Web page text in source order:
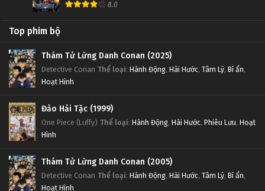
Tập Tập 5
Tập Tập 4
D.Gray-man Tập Tập 3
D.Gray-man Tập Tập 1
8.0
Top phim bộ
Thám Tử Lừng Danh Conan (2025)
Detective Conan Thể loại: Hành Động, Hài Hước, Tâm Lý, Bí ẩn,
Hoạt Hình
Đảo Hải Tặc (1999)
One Piece (Luffy) Thể loại: Hành Động, Hài Hước, Phiêu Lưu, Hoạt
Hình
Thám Tử Lừng Danh Conan (2005)
Detective Conan Thể loại: Hành Động, Hài Hước, Tâm Lý, Bí ẩn,
Hoạt Hình